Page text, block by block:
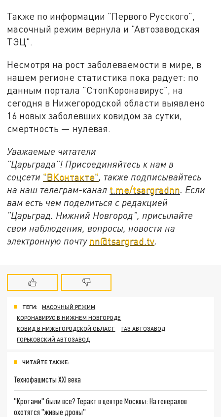
Также по информации "Первого Русского",
масочный режим вернула и "Автозаводская
ТЭЦ".
Несмотря на рост заболеваемости в мире, в
нашем регионе статистика пока радует: по
данным портала "СтопКоронавирус", на
сегодня в Нижегородской области выявлено
16 новых заболевших ковидом за сутки,
смертность — нулевая.
Уважаемые читатели
"Царьграда"! Присоединяйтесь к нам в
соцсети "ВКонтакте" , также подписывайтесь
на наш телеграм-канал t.me/tsargradnn . Если
вам есть чем поделиться с редакцией
"Царьград. Нижний Новгород", присылайте
свои наблюдения, вопросы, новости на
электронную почту nn@tsargrad.tv
ТЕГИ:
МАСОЧНЫЙ РЕЖИМ
КОРОНАВИРУС В НИЖНЕМ НОВГОРОДЕ
КОВИД В НИЖЕГОРОДСКОЙ ОБЛАСТ
ГАЗ АВТОЗАВОД
ГОРЬКОВСКИЙ АВТОЗАВОД
ЧИТАЙТЕ ТАКЖЕ:
Технофашисты XXI века
"Кротами" были все? Теракт в центре Москвы: На генералов
охотятся "живые дроны"